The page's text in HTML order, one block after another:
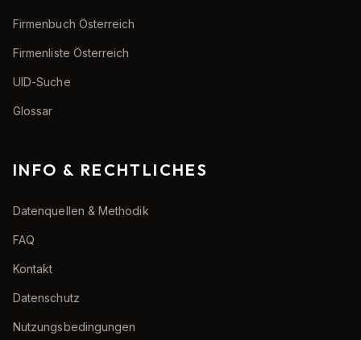
Firmenbuch Österreich
Firmenliste Österreich
UID-Suche
Glossar
INFO & RECHTLICHES
Datenquellen & Methodik
FAQ
Kontakt
Datenschutz
Nutzungsbedingungen